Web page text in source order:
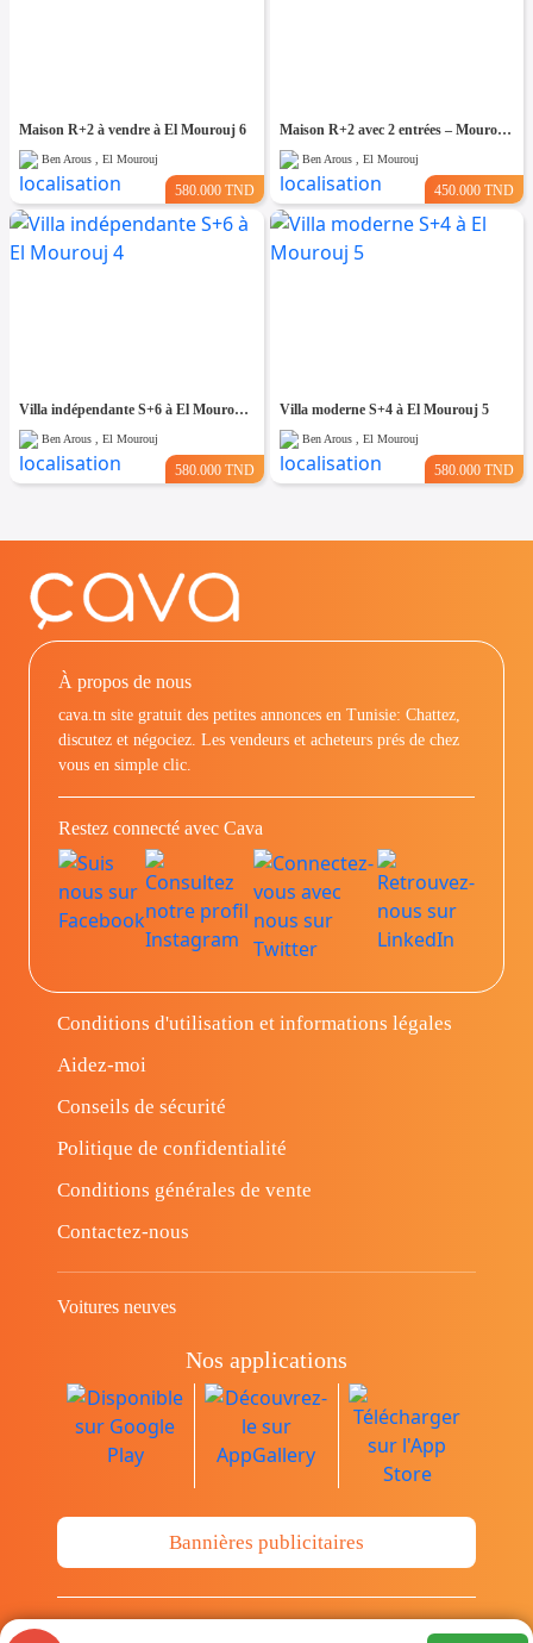
Maison R+2 à vendre à El Mourouj 6
Ben Arous , El Mourouj
580.000 TND
Maison R+2 avec 2 entrées – Mourouj 4
Ben Arous , El Mourouj
450.000 TND
Villa indépendante S+6 à El Mourouj 4
Ben Arous , El Mourouj
580.000 TND
Villa moderne S+4 à El Mourouj 5
Ben Arous , El Mourouj
580.000 TND
À propos de nous
cava.tn site gratuit des petites annonces en Tunisie: Chattez,
discutez et négociez. Les vendeurs et acheteurs prés de chez
vous en simple clic.
Restez connecté avec Cava
Conditions d'utilisation et informations légales
Aidez-moi
Conseils de sécurité
Politique de confidentialité
Conditions générales de vente
Contactez-nous
Voitures neuves
Nos applications
Bannières publicitaires
© Copyright 2014-2026 Cava.tn Limited Tous